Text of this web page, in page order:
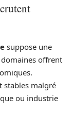
suppose une
domaines offrent
stables malgré
ou industrie